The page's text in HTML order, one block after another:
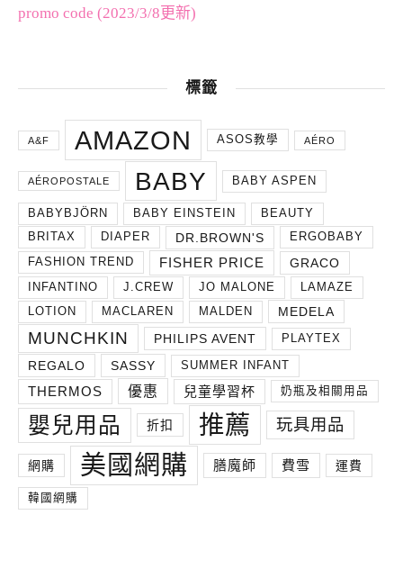
promo code (2023/3/8更新)
標籤
A&F AMAZON ASOS教學 AÉRO
AÉROPOSTALE BABY BABY ASPEN
BABYBJÖRN BABY EINSTEIN
BEAUTY
BRITAX
DIAPER DR.BROWN'S
ERGOBABY
FASHION TREND
FISHER PRICE GRACO
INFANTINO J.CREW JO MALONE
LAMAZE
LOTION
MACLAREN MALDEN MEDELA
MUNCHKIN PHILIPS AVENT PLAYTEX
REGALO SASSY SUMMER INFANT
THERMOS 優惠 兒童學習杯 奶瓶及相關用品
嬰兒用品 折扣 推薦 玩具用品
網購 美國網購 膳魔師 費雪 運費
韓國網購